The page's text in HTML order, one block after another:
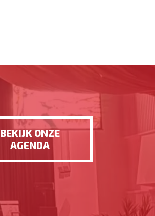
BEKIJK ONZE
AGENDA